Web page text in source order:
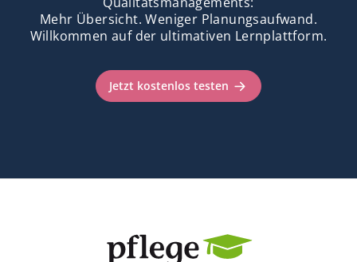
Mehr Übersicht. Weniger Planungsaufwand.
Willkommen auf der ultimativen Lernplattform.
Jetzt kostenlos testen